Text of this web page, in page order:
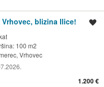
Vrhovec, blizina Ilice!
100 m2
Vrhovec
1.200 €